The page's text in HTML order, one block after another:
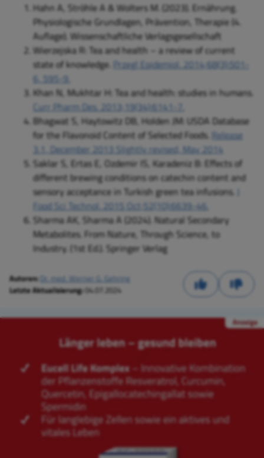
Hahn A, Ströhle A & Wolters M. (2023). Ernährung.
Physiologische Grundlagen, Prävention, Therapie (4.
Auflage). Wissenschaftliche Verlagsgesellschaft
Wierzejska R: Tea and health – a review of current
state of knowledge. Przegl Epidemiol. 2014;68(3):501-
6, 595-9.
Khan N, Mukhtar H: Tea and health: studies in humans.
Curr Pharm Des. 2013;19(34):6141-7.
Bhagwat S, Haytowitz DB, Holden JM: USDA Database
for the Flavonoid Content of Selected Foods. Release
3.1, December 2013 Slightly revised, May 2014
Saklar S, Ertas E, Ozdemir IS, Karadeniz B: Effects of
different brewing conditions on catechin content and
sensory acceptance in Turkish green tea infusions.
Food Sci Technol. 2015 Oct;52(10):6639-46.
Sharma AK, Sharma A (2024). Natural Secondary
Metabolites. From Nature, Through Science, to
Industry. (1st Ed.). Springer Verlag
Autoren: Dr. med. Werner G. Gehring
Letzte Aktualisierung:04.07.2024